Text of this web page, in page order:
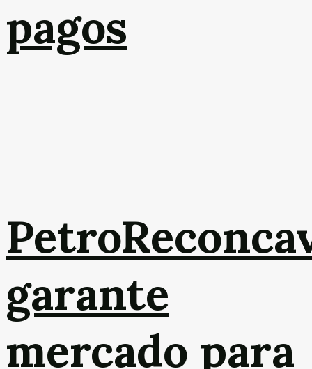
pagos
garante
mercado para